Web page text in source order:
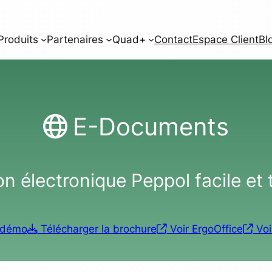
Partenaires Quad+ ContactEspace Client
E-Documents
électronique Peppol facile et
Télécharger la brochure Voir ErgoOffice